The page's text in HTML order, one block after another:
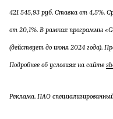
421 545,93 руб. Ставка от 4,5%.
от 20,1%. В рамках программы
(действует до июня 2024 года).
Подробнее об условиях на сайте
Реклама. ПАО